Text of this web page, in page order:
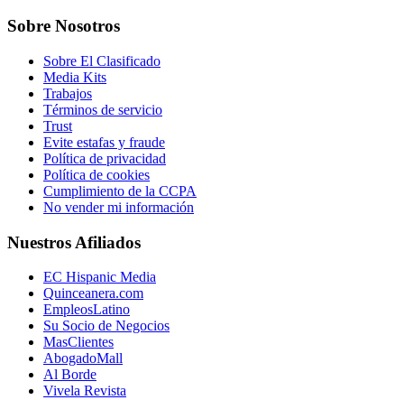
Sobre Nosotros
Sobre El Clasificado
Media Kits
Trabajos
Términos de servicio
Trust
Evite estafas y fraude
Política de privacidad
Política de cookies
Cumplimiento de la CCPA
No vender mi información
Nuestros Afiliados
EC Hispanic Media
Quinceanera.com
EmpleosLatino
Su Socio de Negocios
MasClientes
AbogadoMall
Al Borde
Vivela Revista